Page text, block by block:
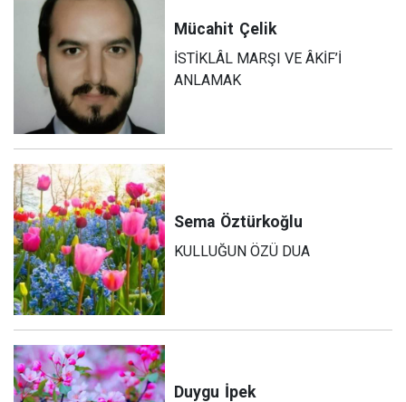
Mücahit Çelik
İSTİKLÂL MARŞI VE ÂKİF’İ
ANLAMAK
Sema Öztürkoğlu
KULLUĞUN ÖZÜ DUA
Duygu İpek